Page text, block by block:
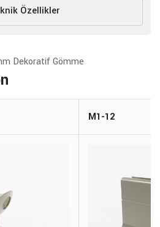
Özellikler
Dekoratif Gömme
M1-12